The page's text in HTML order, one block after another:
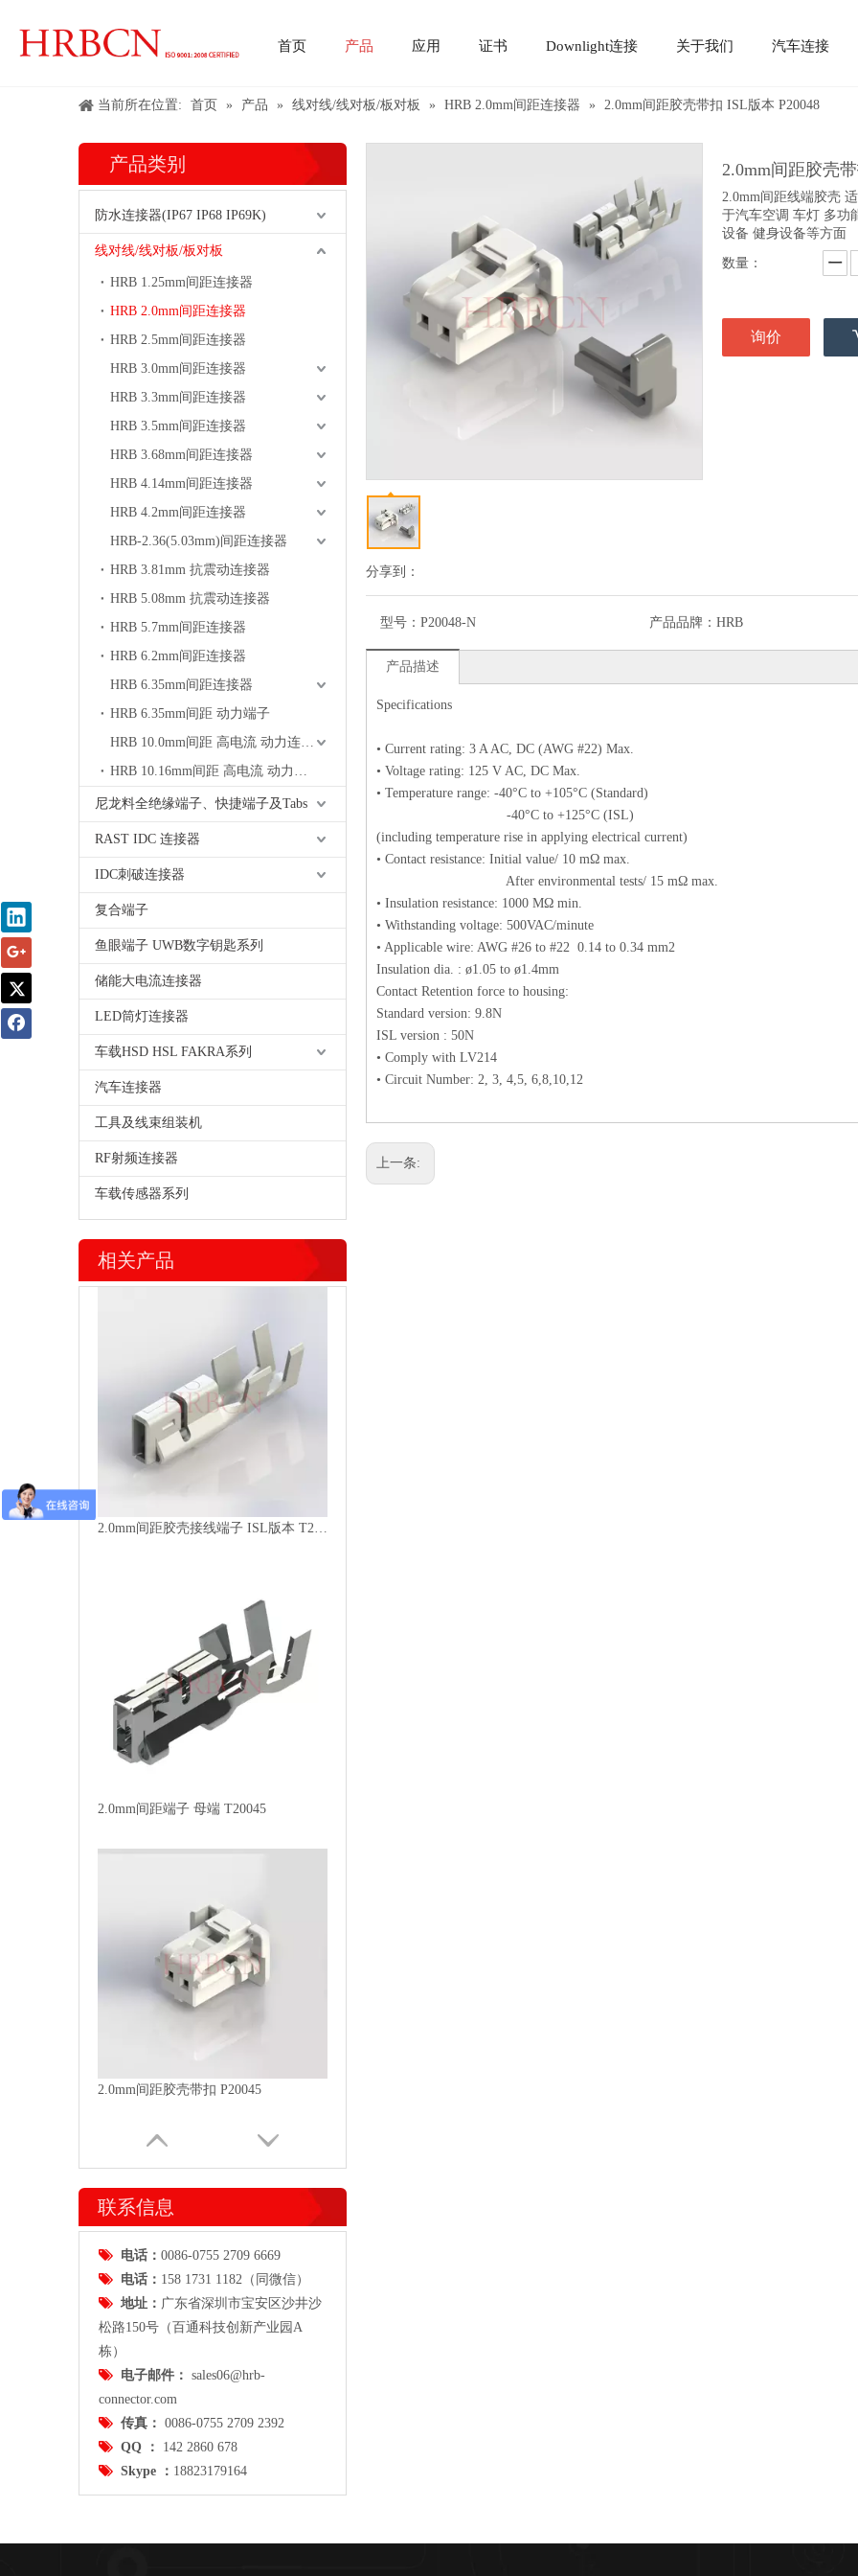
首页 产品 应用 证书 Downlight连接 关于我们 汽车连接
当前所在位置: 首页 » 产品 » 线对线/线对板/板对板 » HRB 2.0mm间距连接器 » 2.0mm间距胶壳带扣 ISL版本 P20048
产品类别
防水连接器(IP67 IP68 IP69K)
线对线/线对板/板对板
HRB 1.25mm间距连接器
HRB 2.0mm间距连接器
HRB 2.5mm间距连接器
HRB 3.0mm间距连接器
HRB 3.3mm间距连接器
HRB 3.5mm间距连接器
HRB 3.68mm间距连接器
HRB 4.14mm间距连接器
HRB 4.2mm间距连接器
HRB-2.36(5.03mm)间距连接器
HRB 3.81mm 抗震动连接器
HRB 5.08mm 抗震动连接器
HRB 5.7mm间距连接器
HRB 6.2mm间距连接器
HRB 6.35mm间距连接器
HRB 6.35mm间距 动力端子
HRB 10.0mm间距 高电流 动力连接器
HRB 10.16mm间距 高电流 动力连接器
尼龙料全绝缘端子、快捷端子及Tabs
RAST IDC 连接器
IDC刺破连接器
复合端子
鱼眼端子 UWB数字钥匙系列
储能大电流连接器
LED筒灯连接器
车载HSD HSL FAKRA系列
汽车连接器
工具及线束组装机
RF射频连接器
车载传感器系列
相关产品
2.0mm间距胶壳接线端子 ISL版本 T20048PS
2.0mm间距端子 母端 T20045
2.0mm间距胶壳带扣 P20045
2.0mm间距卧贴带扣SMT M20046
联系信息
 电话： 0086-0755 2709 6669
 电话： 158 1731 1182（同微信）
 地址： 广东省深圳市宝安区沙井沙
松路150号（百通科技创新产业园A
栋）
 电子邮件： sales06@hrb-
connector.com
 传真： 0086-0755 2709 2392
 QQ ： 142 2860 678
 Skype ： 18823179164
分享到：
2.0mm间距胶壳
2.0mm间距线端胶壳
于汽车空调 车灯 多功
设备 健身设备等方面
数量：
询价
型号： P20048-N 产品品牌： HRB
产品描述
Specifications
• Current rating: 3 A AC, DC (AWG #22) Max.
• Voltage rating: 125 V AC, DC Max.
• Temperature range: -40°C to +105°C (Standard)
-40°C to +125°C (ISL)
(including temperature rise in applying electrical current)
• Contact resistance: Initial value/ 10 mΩ max.
After environmental tests/ 15 mΩ max.
• Insulation resistance: 1000 MΩ min.
• Withstanding voltage: 500VAC/minute
• Applicable wire: AWG #26 to #22 0.14 to 0.34 mm2
Insulation dia. : ø1.05 to ø1.4mm
Contact Retention force to housing:
Standard version: 9.8N
ISL version : 50N
• Comply with LV214
• Circuit Number: 2, 3, 4,5, 6,8,10,12
上一条: